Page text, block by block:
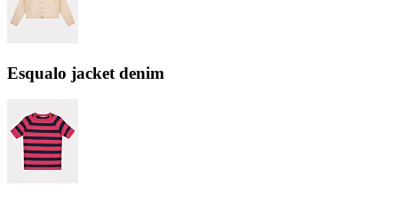
Esqualo jacket denim